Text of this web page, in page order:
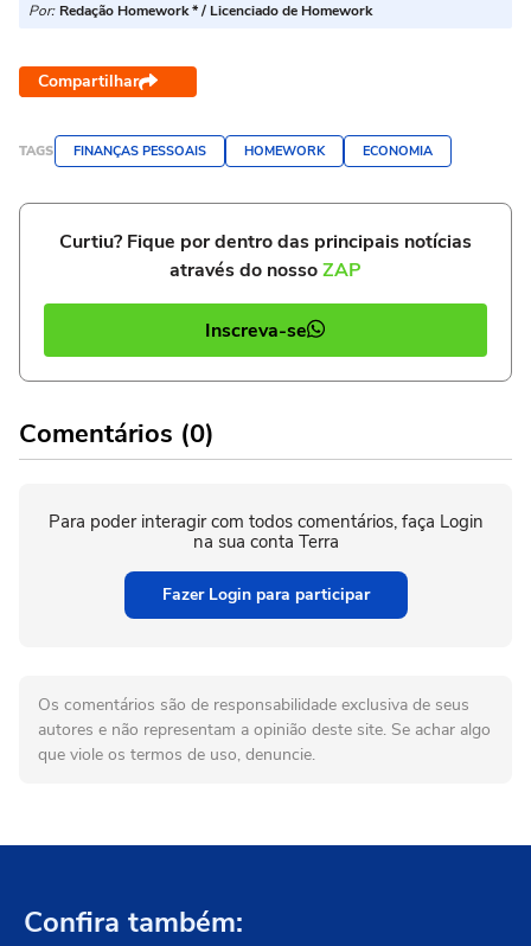
Por: Redação Homework * / Licenciado de Homework
Compartilhar
TAGS FINANÇAS PESSOAIS HOMEWORK ECONOMIA
Curtiu? Fique por dentro das principais notícias
através do nossoZAP
Inscreva-se
Comentários (0)
Para poder interagir com todos comentários, faça Login
na sua conta Terra
Fazer Login para participar
Os comentários são de responsabilidade exclusiva de seus
autores e não representam a opinião deste site. Se achar algo
que viole os termos de uso, denuncie.
Confira também: